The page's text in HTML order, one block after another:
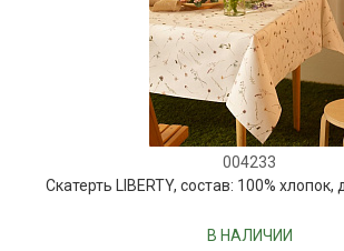
004233
Скатерть LIBERTY, состав: 100%
В НАЛИЧИИ